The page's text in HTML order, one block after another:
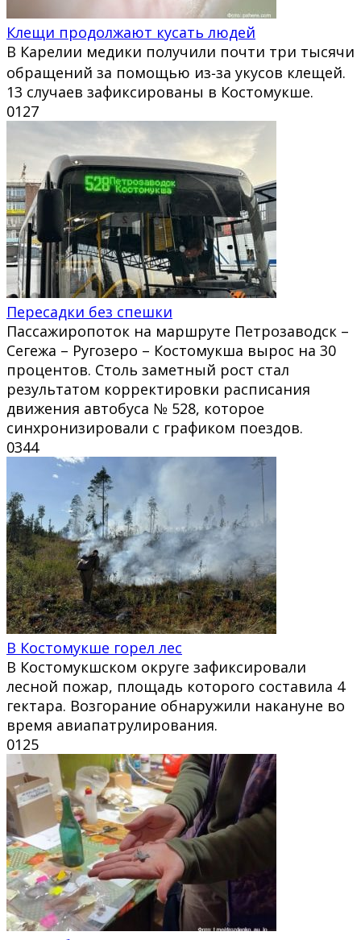
Клещи продолжают кусать людей
В Карелии медики получили почти три тысячи
обращений за помощью из‑за укусов клещей.
13 случаев зафиксированы в Костомукше.
0127
Пересадки без спешки
Пассажиропоток на маршруте Петрозаводск –
Сегежа – Ругозеро – Костомукша вырос на 30
процентов. Столь заметный рост стал
результатом корректировки расписания
движения автобуса № 528, которое
синхронизировали с графиком поездов.
0344
В Костомукше горел лес
В Костомукшском округе зафиксировали
лесной пожар, площадь которого составила 4
гектара. Возгорание обнаружили накануне во
время авиапатрулирования.
0125